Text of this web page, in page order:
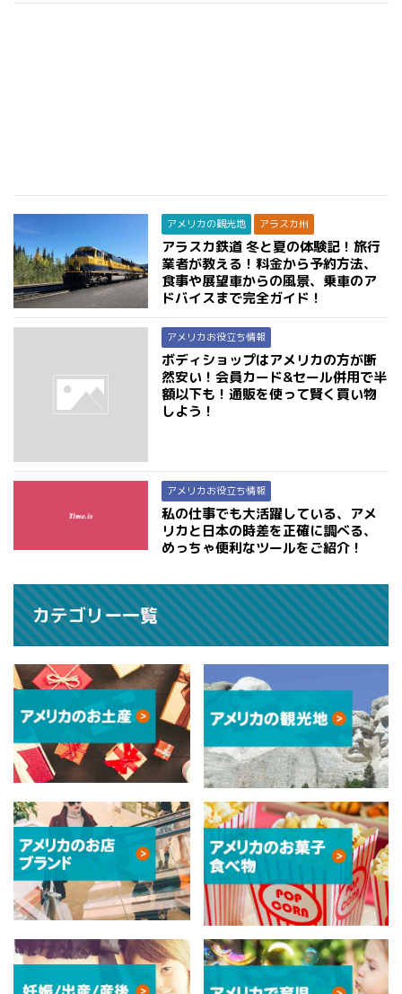
アメリカの観光地 アラスカ州
アラスカ鉄道 冬と夏の体験記！旅行
業者が教える！料金から予約方法、
食事や展望車からの風景、乗車のア
ドバイスまで完全ガイド！
アメリカお役立ち情報
ボディショップはアメリカの方が断
然安い！会員カード&セール併用で半
額以下も！通販を使って賢く買い物
しよう！
アメリカお役立ち情報
私の仕事でも大活躍している、アメ
リカと日本の時差を正確に調べる、
めっちゃ便利なツールをご紹介！
カテゴリー一覧